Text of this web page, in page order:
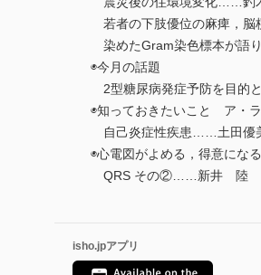
若者の下肢優位の麻痺，
染めたGram染色標本が語
◉今月の話題
2型糖尿病発症予防を目的
◉知っておきたいこと ア・
自己炎症性疾患……土田優
◉心電図がよめる，得意にな
QRS その②……新井 陸
isho.jpアプリ